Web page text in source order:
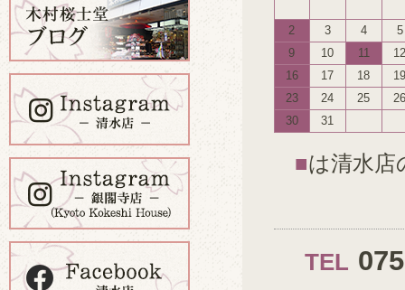
2 3 4
5
9
10 11
12
16
17 18
19
23
24 25
26
30
31
■は清水店
TEL